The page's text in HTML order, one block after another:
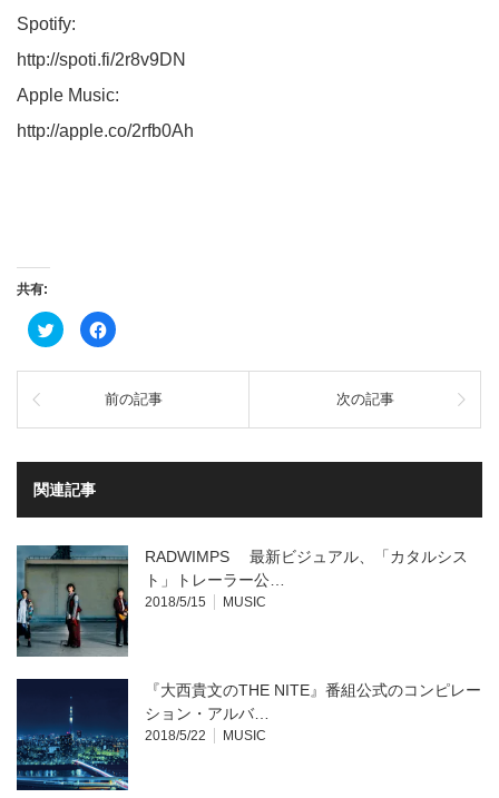
Spotify:
http://spoti.fi/2r8v9DN
Apple Music:
http://apple.co/2rfb0Ah
共有:
ク
リ
共
(新
い
ウ
ウ
で
開
き
ま
す)
Facebook
で
る
に
ク
ッ
い
(新
い
ウ
ィ
ン
ド
ウ
前の記事 次の記事
関連記事
RADWIMPS 最新ビジュアル、「カタルシス
ト」トレーラー公…
2018/5/15 MUSIC
『大西貴文のTHE NITE』番組公式のコンピレー
ション・アルバ…
2018/5/22 MUSIC